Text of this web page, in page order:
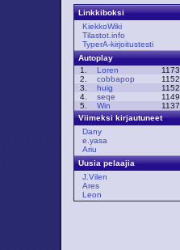
Linkkiboksi
KiekkoWiki
Tilastot.info
TyperA-kirjoitustesti
Autoplay
1.
Loren
1173
2.
cobbapop
1152
3.
huig
1152
4.
seqe
1149
5.
Win
1137
Viimeksi kirjautuneet
Dany
e.yasa
Ariu
Uusia pelaajia
J.Vilen
Ares
Leon